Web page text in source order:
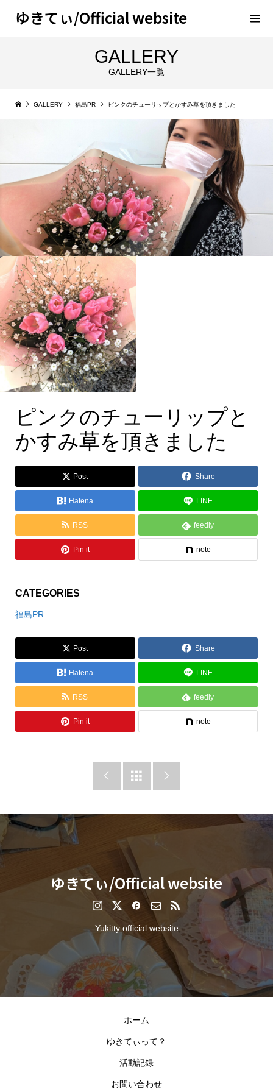
ゆきてぃ/Official website
GALLERY
GALLERY一覧
GALLERY 福島PR ピンクのチューリップとかすみ草を頂きました
ピンクのチューリップとかすみ草の花束
ピンクのチューリップ
ピンクのチューリップと
かすみ草を頂きました
Post Share
Hatena LINE
RSS feedly
Pin it note
CATEGORIES
福島PR
Post Share
Hatena LINE
RSS feedly
Pin it note
  
ゆきてぃ/Official website
Yukitty official website
ホーム
ゆきてぃって？
活動記録
お問い合わせ